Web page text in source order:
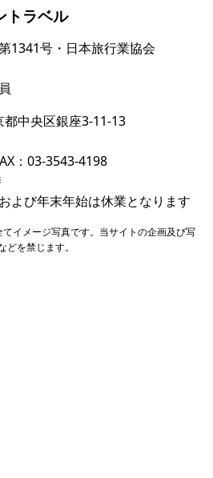
トラベル
1341号・日本旅行業協会
中央区銀座3-11-13
：03-3543-4198
よび年末年始は休業となります
イメージ写真です。当サイトの企画及び写
を禁じます。